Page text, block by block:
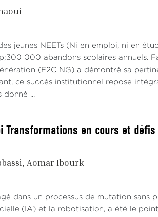
jeunes NEETs (Ni en emploi, ni en
000 abandons scolaires annuels.
(E2C-NG) a démontré sa
ce succès institutionnel repose
donné ...
Transformations en cours et
Aomar Ibourk
dans un processus de mutation sans
(IA) et la robotisation, a été le